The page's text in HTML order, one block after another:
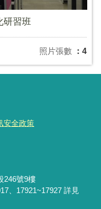
研習班
照片張數 ：4
安全政策
246號9樓
、17921~17927 詳見